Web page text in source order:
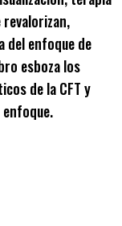
del enfoque de
esboza los
de la CFT y